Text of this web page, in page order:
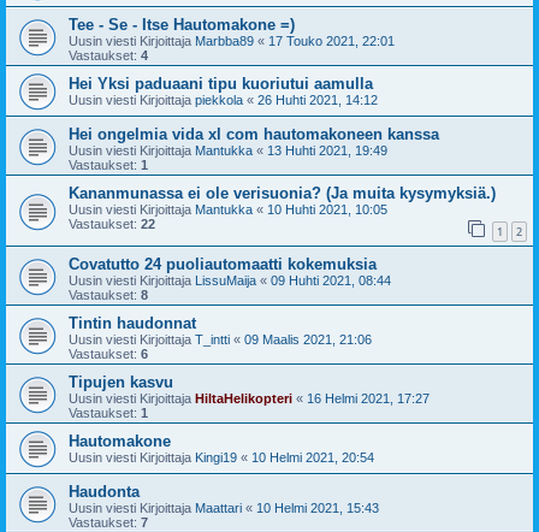
Tee - Se - Itse Hautomakone =)
Uusin viesti Kirjoittaja Marbba89 « 17 Touko 2021, 22:01
Vastaukset: 4
Hei Yksi paduaani tipu kuoriutui aamulla
Uusin viesti Kirjoittaja piekkola « 26 Huhti 2021, 14:12
Hei ongelmia vida xl com hautomakoneen kanssa
Uusin viesti Kirjoittaja Mantukka « 13 Huhti 2021, 19:49
Vastaukset: 1
Kananmunassa ei ole verisuonia? (Ja muita kysymyksiä.)
Uusin viesti Kirjoittaja Mantukka « 10 Huhti 2021, 10:05
Vastaukset: 22 1 2
Covatutto 24 puoliautomaatti kokemuksia
Uusin viesti Kirjoittaja LissuMaija « 09 Huhti 2021, 08:44
Vastaukset: 8
Tintin haudonnat
Uusin viesti Kirjoittaja T_intti « 09 Maalis 2021, 21:06
Vastaukset: 6
Tipujen kasvu
Uusin viesti Kirjoittaja HiltaHelikopteri « 16 Helmi 2021, 17:27
Vastaukset: 1
Hautomakone
Uusin viesti Kirjoittaja Kingi19 « 10 Helmi 2021, 20:54
Haudonta
Uusin viesti Kirjoittaja Maattari « 10 Helmi 2021, 15:43
Vastaukset: 7